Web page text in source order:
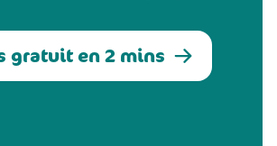
gratuit en 2 mins